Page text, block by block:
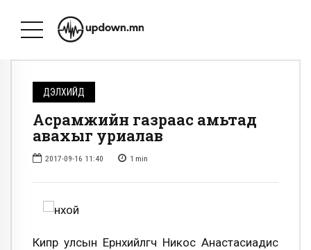
ДЭЛХИЙД
Асрамжийн газраас амьтад
авахыг уриалав
2017-09-16 11:40 1 min
Кипр улсын Ерөнхийлөгч Никос Анастасиадис